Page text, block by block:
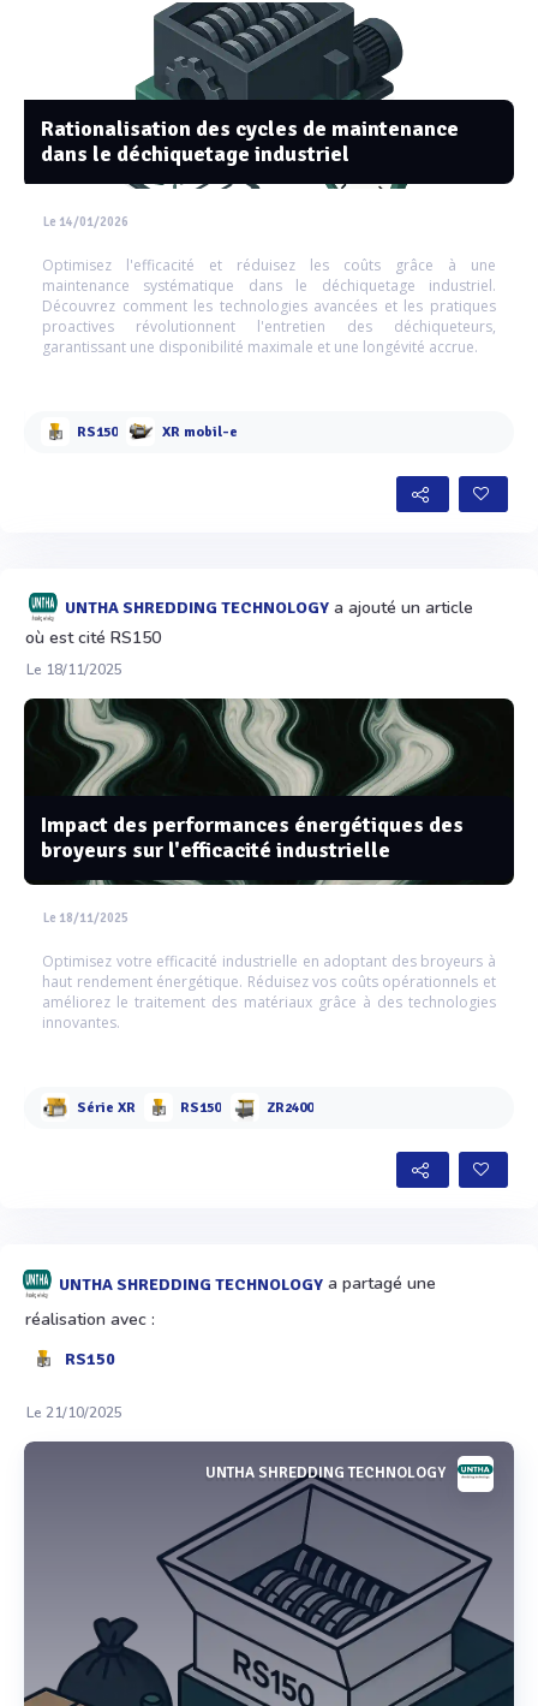
Rationalisation des cycles de maintenance
dans le déchiquetage industriel
Le 14/01/2026
Optimisez l'efficacité et réduisez les coûts grâce à une
maintenance systématique dans le déchiquetage industriel.
Découvrez comment les technologies avancées et les pratiques
proactives révolutionnent l'entretien des déchiqueteurs,
garantissant une disponibilité maximale et une longévité accrue.
RS150 XR mobil-e
UNTHA SHREDDING TECHNOLOGY a ajouté un article
où est cité RS150
Le 18/11/2025
Impact des performances énergétiques des
broyeurs sur l'efficacité industrielle
Le 18/11/2025
Optimisez votre efficacité industrielle en adoptant des broyeurs à
haut rendement énergétique. Réduisez vos coûts opérationnels et
améliorez le traitement des matériaux grâce à des technologies
innovantes.
Série XR RS150 ZR2400
UNTHA SHREDDING TECHNOLOGY a partagé une
réalisation avec :
RS150
Le 21/10/2025
UNTHA SHREDDING TECHNOLOGY